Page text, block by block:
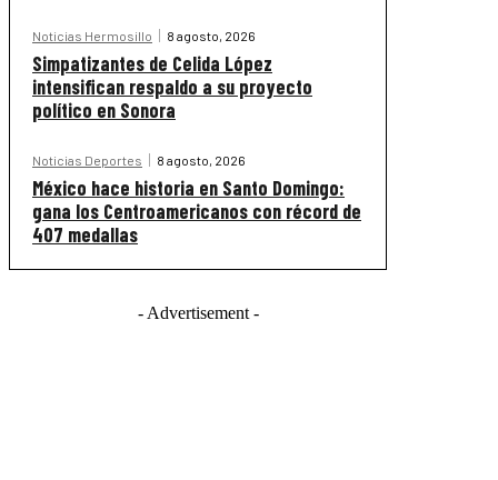
Noticias Hermosillo 8 agosto, 2026
Simpatizantes de Celida López
intensifican respaldo a su proyecto
político en Sonora
Noticias Deportes 8 agosto, 2026
México hace historia en Santo Domingo:
gana los Centroamericanos con récord de
407 medallas
- Advertisement -